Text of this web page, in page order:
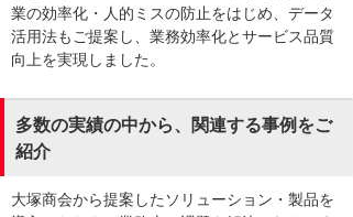
業の効率化・人的ミスの防止をはじめ、データ
活用法もご提案し、業務効率化とサービス品質
向上を実現しました。
多数の実績の中から、関連する事例をご
紹介
大塚商会から提案したソリューション・製品を